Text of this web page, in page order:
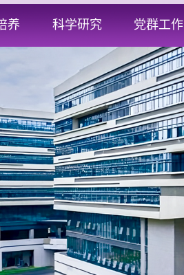
养 科学研究 党群工作